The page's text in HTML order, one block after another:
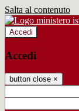
Salta al contenuto
Accedi
Accedi
button close ×